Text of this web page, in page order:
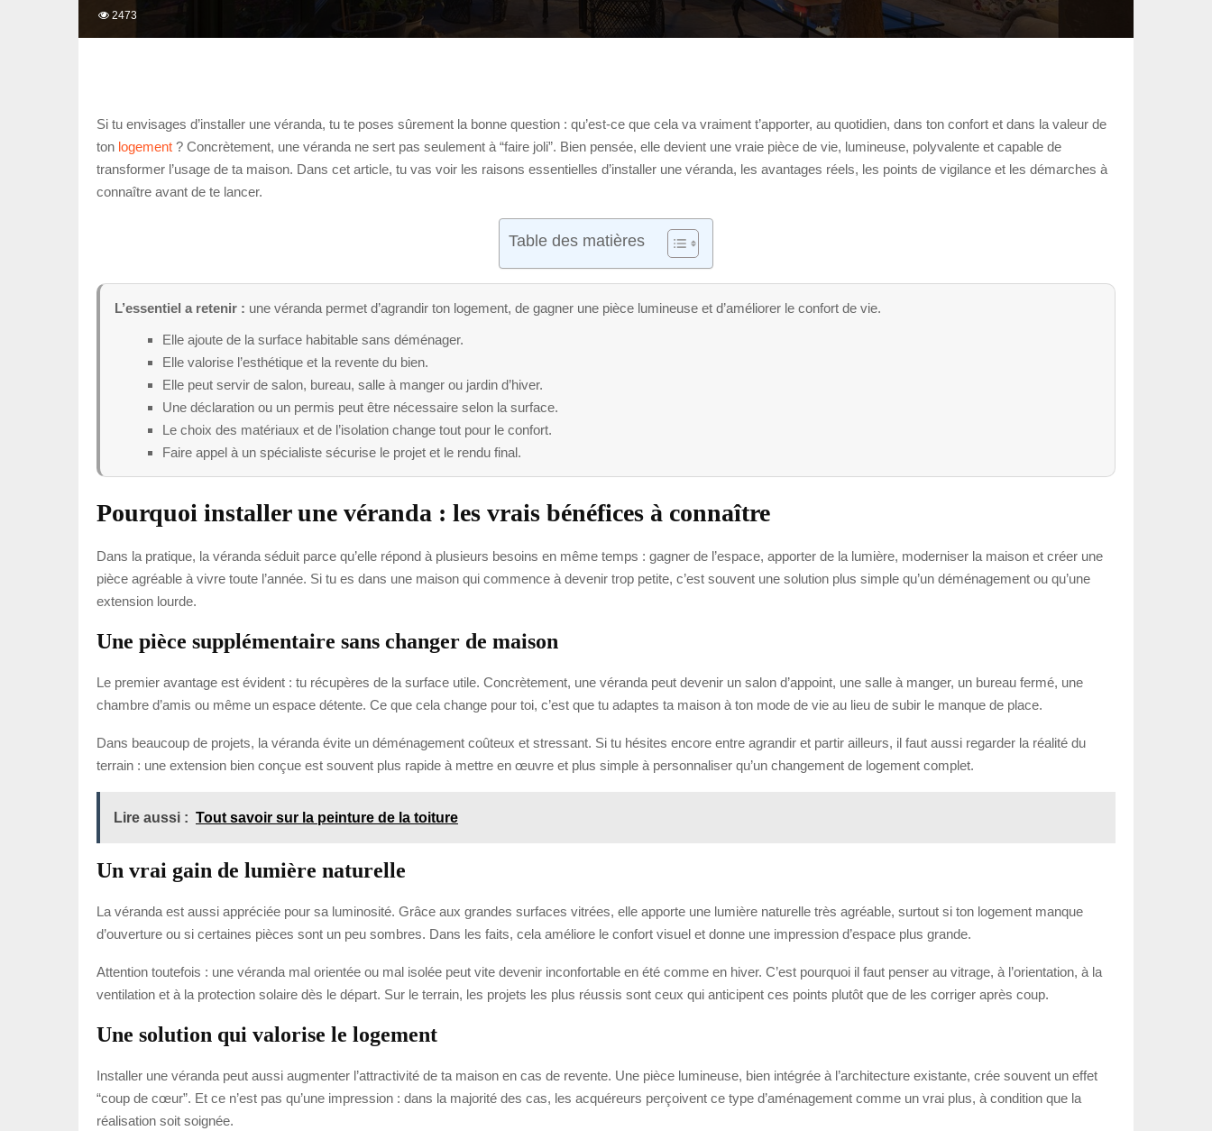
2473
Si tu envisages d’installer une véranda, tu te poses sûrement la bonne question : qu’est-ce que cela va vraiment t’apporter, au quotidien, dans ton confort et dans la valeur de
ton logement ? Concrètement, une véranda ne sert pas seulement à “faire joli”. Bien pensée, elle devient une vraie pièce de vie, lumineuse, polyvalente et capable de
transformer l’usage de ta maison. Dans cet article, tu vas voir les raisons essentielles d’installer une véranda, les avantages réels, les points de vigilance et les démarches à
connaître avant de te lancer.
Table des matières
L’essentiel a retenir : une véranda permet d’agrandir ton logement, de gagner une pièce lumineuse et d’améliorer le confort de vie.
Elle ajoute de la surface habitable sans déménager.
Elle valorise l’esthétique et la revente du bien.
Elle peut servir de salon, bureau, salle à manger ou jardin d’hiver.
Une déclaration ou un permis peut être nécessaire selon la surface.
Le choix des matériaux et de l’isolation change tout pour le confort.
Faire appel à un spécialiste sécurise le projet et le rendu final.
Pourquoi installer une véranda : les vrais bénéfices à connaître
Dans la pratique, la véranda séduit parce qu’elle répond à plusieurs besoins en même temps : gagner de l’espace, apporter de la lumière, moderniser la maison et créer une
pièce agréable à vivre toute l’année. Si tu es dans une maison qui commence à devenir trop petite, c’est souvent une solution plus simple qu’un déménagement ou qu’une
extension lourde.
Une pièce supplémentaire sans changer de maison
Le premier avantage est évident : tu récupères de la surface utile. Concrètement, une véranda peut devenir un salon d’appoint, une salle à manger, un bureau fermé, une
chambre d’amis ou même un espace détente. Ce que cela change pour toi, c’est que tu adaptes ta maison à ton mode de vie au lieu de subir le manque de place.
Dans beaucoup de projets, la véranda évite un déménagement coûteux et stressant. Si tu hésites encore entre agrandir et partir ailleurs, il faut aussi regarder la réalité du
terrain : une extension bien conçue est souvent plus rapide à mettre en œuvre et plus simple à personnaliser qu’un changement de logement complet.
Lire aussi : Tout savoir sur la peinture de la toiture
Un vrai gain de lumière naturelle
La véranda est aussi appréciée pour sa luminosité. Grâce aux grandes surfaces vitrées, elle apporte une lumière naturelle très agréable, surtout si ton logement manque
d’ouverture ou si certaines pièces sont un peu sombres. Dans les faits, cela améliore le confort visuel et donne une impression d’espace plus grande.
Attention toutefois : une véranda mal orientée ou mal isolée peut vite devenir inconfortable en été comme en hiver. C’est pourquoi il faut penser au vitrage, à l’orientation, à la
ventilation et à la protection solaire dès le départ. Sur le terrain, les projets les plus réussis sont ceux qui anticipent ces points plutôt que de les corriger après coup.
Une solution qui valorise le logement
Installer une véranda peut aussi augmenter l’attractivité de ta maison en cas de revente. Une pièce lumineuse, bien intégrée à l’architecture existante, crée souvent un effet
“coup de cœur”. Et ce n’est pas qu’une impression : dans la majorité des cas, les acquéreurs perçoivent ce type d’aménagement comme un vrai plus, à condition que la
réalisation soit soignée.